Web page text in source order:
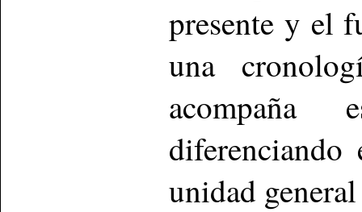
presente y el
una
acompaña
unidad